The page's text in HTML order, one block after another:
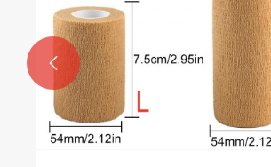
